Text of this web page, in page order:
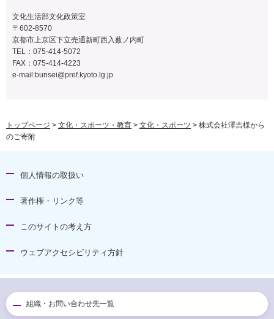
文化生活部文化政策室
〒602-8570
京都市上京区下立売通新町西入薮ノ内町
TEL：075-414-5072
FAX：075-414-4223
e-mail:bunsei@pref.kyoto.lg.jp
トップページ > 文化・スポーツ・教育 > 文化・スポーツ > 株式会社澤吉様から
のご寄附
個人情報の取扱い
著作権・リンク等
このサイトの考え方
ウェブアクセシビリティ方針
組織・お問い合わせ先一覧